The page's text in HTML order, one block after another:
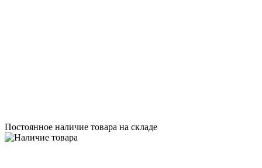
Постоянное наличие товара на складе